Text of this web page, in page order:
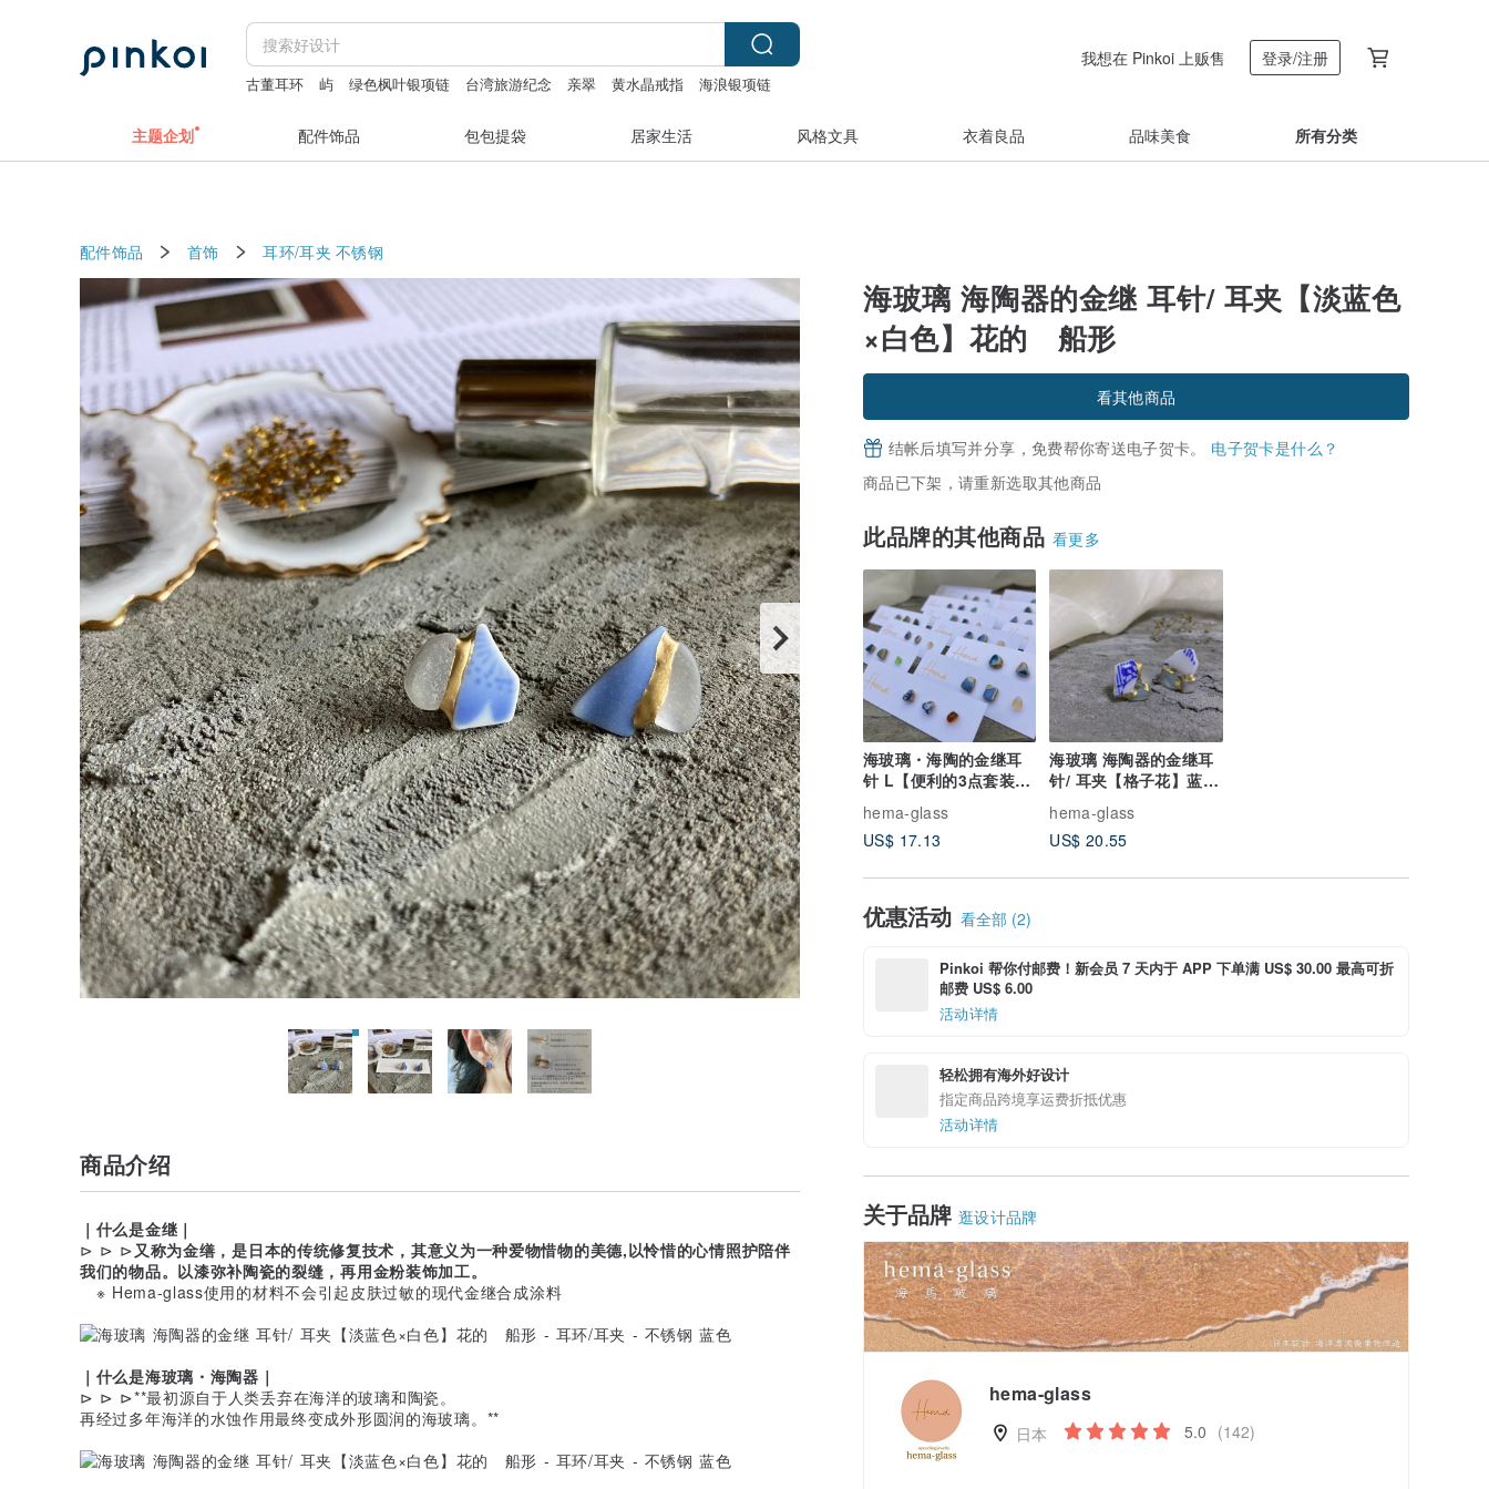
古董耳环 屿 绿色枫叶银项链 台湾旅游纪念 亲翠 黄水晶戒指
海浪银项链
我想在 Pinkoi 上贩售 登录/注册
主题企划 配件饰品 包包提袋 居家生活 风格文具 衣着良品 品味美食 所有分类
配件饰品 首饰 耳环/耳夹 不锈钢
海玻璃 海陶器的金继 耳针/ 耳夹【淡蓝色
×白色】花的 船形
看其他商品
结帐后填写并分享，免费帮你寄送电子贺卡。 电子贺卡是什么？
商品已下架，请重新选取其他商品
此品牌的其他商品 看更多
海玻璃・海陶的金继耳
针 L【便利的3点套装】
hema-glass
US$ 17.13
海玻璃 海陶器的金继耳
针/ 耳夹【格子花】蓝色
hema-glass
US$ 20.55
优惠活动 看全部 (2)
Pinkoi 帮你付邮费！新会员 7 天内于 APP 下单满 US$ 30.00 最高可折
邮费 US$ 6.00
活动详情
轻松拥有海外好设计
指定商品跨境享运费折抵优惠
活动详情
关于品牌 逛设计品牌
hema-glass
日本 5.0 (142)
商品介绍
｜什么是金继｜
⊳ ⊳ ⊳ 又称为金缮，是日本的传统修复技术，其意义为一种爱物惜物的美德,以怜惜的心情照护陪伴
我们的物品。以漆弥补陶瓷的裂缝，再用金粉装饰加工。
※ Hema-glass使用的材料不会引起皮肤过敏的现代金继合成涂料
｜什么是海玻璃・海陶器｜
⊳ ⊳ ⊳**最初源自于人类丢弃在海洋的玻璃和陶瓷。
再经过多年海洋的水蚀作用最终变成外形圆润的海玻璃。**